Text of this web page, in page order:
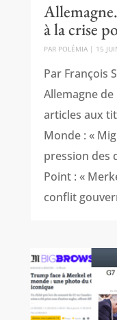
à la crise
PAR POLÉMIA| 15
Par François
Allemagne
articles aux
Monde : «
pression des
Point : «
conflit